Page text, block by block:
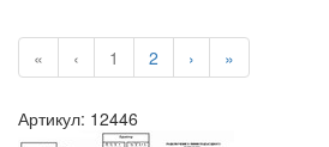
« ‹ 1 2 › »
Артикул: 12446